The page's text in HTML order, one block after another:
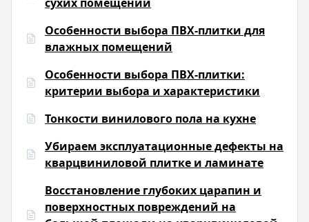
Особенности выбора ПВХ-плитки для
влажных помещений
Особенности выбора ПВХ-плитки:
критерии выбора и характеристики
Тонкости винилового пола на кухне
Убираем эксплуатационные дефекты на
кварцвиниловой плитке и ламинате
Восстановление глубоких царапин и
поверхностных повреждений на